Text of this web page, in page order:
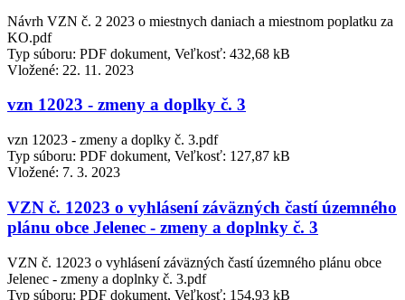
Návrh VZN č. 2 2023 o miestnych daniach a miestnom poplatku za
KO.pdf
Typ súboru: PDF dokument, Veľkosť: 432,68 kB
Vložené: 22. 11. 2023
vzn 12023 - zmeny a doplky č. 3
vzn 12023 - zmeny a doplky č. 3.pdf
Typ súboru: PDF dokument, Veľkosť: 127,87 kB
Vložené: 7. 3. 2023
VZN č. 12023 o vyhlásení záväzných častí územného
plánu obce Jelenec - zmeny a doplnky č. 3
VZN č. 12023 o vyhlásení záväzných častí územného plánu obce
Jelenec - zmeny a doplnky č. 3.pdf
Typ súboru: PDF dokument, Veľkosť: 154,93 kB